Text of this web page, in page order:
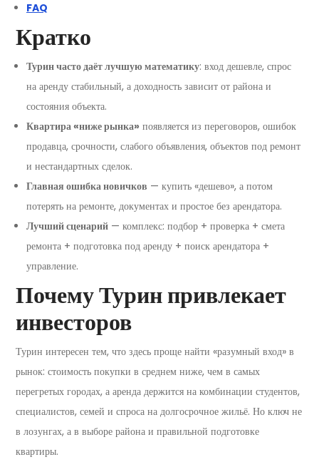
FAQ
Кратко
Турин часто даёт лучшую математику: вход дешевле, спрос
на аренду стабильный, а доходность зависит от района и
состояния объекта.
Квартира «ниже рынка» появляется из переговоров, ошибок
продавца, срочности, слабого объявления, объектов под ремонт
и нестандартных сделок.
Главная ошибка новичков — купить «дешево», а потом
потерять на ремонте, документах и простое без арендатора.
Лучший сценарий — комплекс: подбор + проверка + смета
ремонта + подготовка под аренду + поиск арендатора +
управление.
Почему Турин привлекает
инвесторов
Турин интересен тем, что здесь проще найти «разумный вход» в
рынок: стоимость покупки в среднем ниже, чем в самых
перегретых городах, а аренда держится на комбинации студентов,
специалистов, семей и спроса на долгосрочное жильё. Но ключ не
в лозунгах, а в выборе района и правильной подготовке
квартиры.